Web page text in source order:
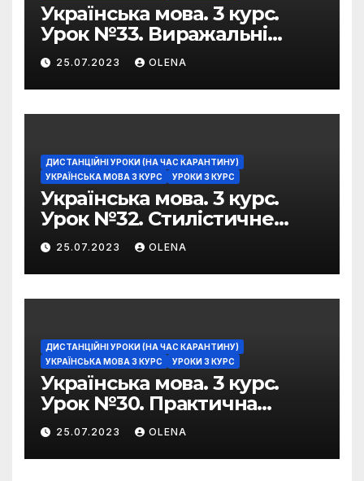
Українська мова. 3 курс.
Урок №33. Виражальні
можливості фразеологізмів
25.07.2023 OLENA
ДИСТАНЦІЙНІ УРОКИ (НА ЧАС КАРАНТИНУ)
УКРАЇНСЬКА МОВА 3 КУРС
УРОКИ 3 КУРС
Українська мова. 3 курс.
Урок №32. Стилістичне
забарвлення
фразеологізмів
25.07.2023 OLENA
ДИСТАНЦІЙНІ УРОКИ (НА ЧАС КАРАНТИНУ)
УКРАЇНСЬКА МОВА 3 КУРС
УРОКИ 3 КУРС
Українська мова. 3 курс.
Урок №30. Практична
риторика. Оцінювальні
жанри. Характеристика
25.07.2023 OLENA